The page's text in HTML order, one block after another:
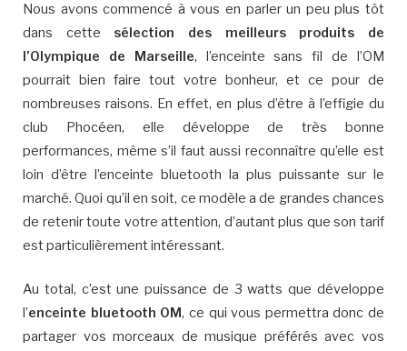
Nous avons commencé à vous en parler un peu plus tôt
dans cette sélection des meilleurs produits de
l’Olympique de Marseille, l’enceinte sans fil de l’OM
pourrait bien faire tout votre bonheur, et ce pour de
nombreuses raisons. En effet, en plus d’être à l’effigie du
club Phocéen, elle développe de très bonne
performances, même s’il faut aussi reconnaître qu’elle est
loin d’être l’enceinte bluetooth la plus puissante sur le
marché. Quoi qu’il en soit, ce modèle a de grandes chances
de retenir toute votre attention, d’autant plus que son tarif
est particulièrement intéressant.
Au total, c’est une puissance de 3 watts que développe
l’enceinte bluetooth OM, ce qui vous permettra donc de
partager vos morceaux de musique préférés avec vos